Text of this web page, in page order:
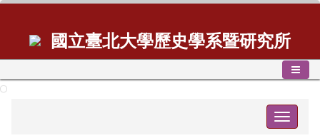
國立臺北大學歷史學系暨研究所
Toggle